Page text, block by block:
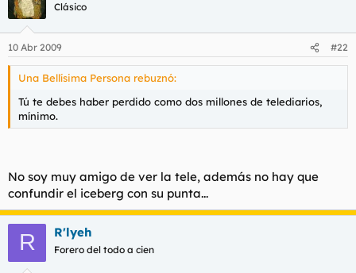
Clásico
10 Abr 2009 #22
Una Bellísima Persona rebuznó:
Tú te debes haber perdido como dos millones de telediarios,
mínimo.
No soy muy amigo de ver la tele, además no hay que
confundir el iceberg con su punta...
R R'lyeh
Forero del todo a cien